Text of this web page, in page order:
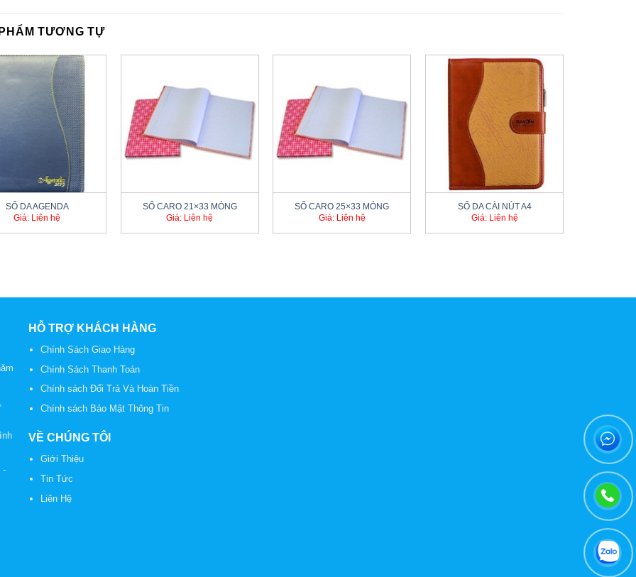
TƯƠNG TỰ
SỔ DA AGENDA
Giá: Liên hệ
SỔ CARO 21×33 MỎNG
Giá: Liên hệ
SỔ CARO 25×33 MỎNG
Giá: Liên hệ
SỔ DA CÀI NÚT A4
Giá: Liên hệ
-
HỖ TRỢ KHÁCH HÀNG
Chính Sách Giao Hàng
Chính Sách Thanh Toán
Chính sách Đổi Trả Và Hoàn Tiền
Chính sách Bảo Mật Thông Tin
VỀ CHÚNG TÔI
Giới Thiệu
Tin Tức
Liên Hệ